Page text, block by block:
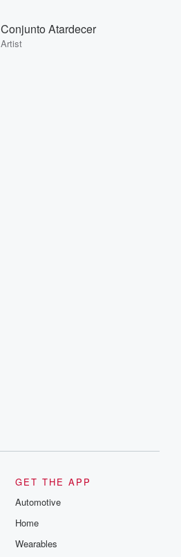
Conjunto Atardecer
Artist
GET THE APP
Automotive
Home
Wearables